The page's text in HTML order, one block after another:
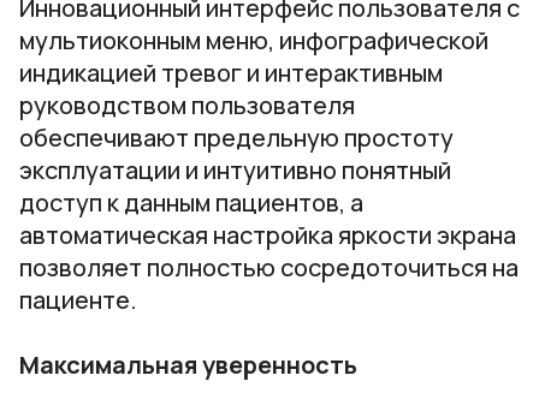
Инновационный интерфейс пользователя с
мультиоконным меню, инфографической
индикацией тревог и интерактивным
руководством пользователя
обеспечивают предельную простоту
эксплуатации и интуитивно понятный
доступ к данным пациентов, а
автоматическая настройка яркости экрана
позволяет полностью сосредоточиться на
пациенте.
Максимальная уверенность